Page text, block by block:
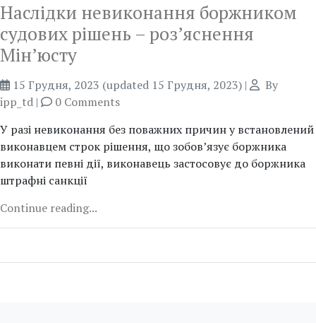
Наслідки невиконання боржником
судових рішень – роз’яснення
Мін’юсту
15 Грудня, 2023 (updated 15 Грудня, 2023) |
By
ipp_td |
0 Comments
У разі невиконання без поважних причин у встановлений
виконавцем строк рішення, що зобов’язує боржника
виконати певні дії, виконавець застосовує до боржника
штрафні санкції
Continue reading...